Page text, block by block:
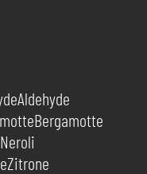
Aldehyde
Bergamotte
Neroli
Zitrone